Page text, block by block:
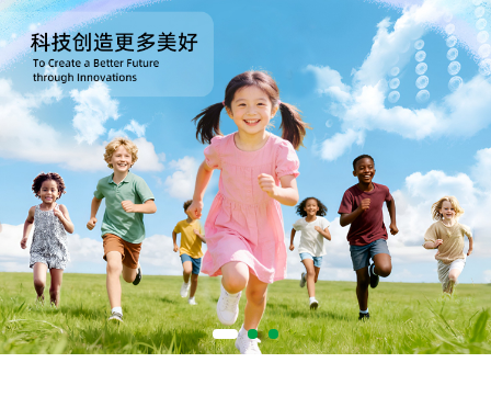
公司团队
公司动态
加入我们
唯产品
美妆护肤
健康食品
生物基新材料
生物制药
唯创新
智能生物乐高平台
高通量骐骥平台
唯责任